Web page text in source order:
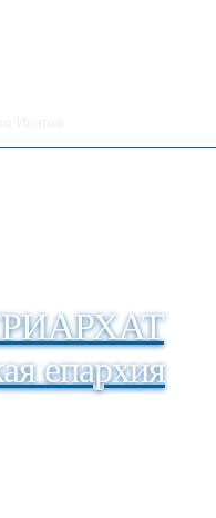
епархия